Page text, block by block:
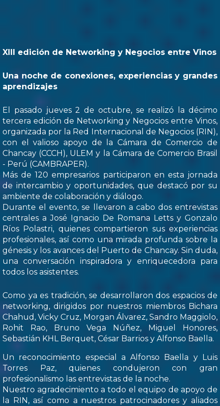
XIII edición de Networking y Negocios entre Vinos
Una noche de conexiones, experiencias y grandes
aprendizajes
El pasado jueves 2 de octubre, se realizó la décimo
tercera edición de Networking y Negocios entre Vinos,
organizada por la Red Internacional de Negocios (RIN),
con el valioso apoyo de la Cámara de Comercio de
Chancay (CCCH), ULEM y la Cámara de Comercio Brasil
- Perú (CAMBRAPER).
Más de 120 empresarios participaron en esta jornada
de intercambio y oportunidades, que destacó por su
ambiente de colaboración y diálogo.
Durante el evento, se llevaron a cabo dos entrevistas
centrales a José Ignacio De Romana Letts y Gonzalo
Ríos Polastri, quienes compartieron sus experiencias
profesionales, así como una mirada profunda sobre la
génesis y los avances del Puerto de Chancay. Sin duda,
una conversación inspiradora y enriquecedora para
todos los asistentes.
Como ya es tradición, se desarrollaron dos espacios de
networking, dirigidos por nuestros miembros Bichara
Chahud, Vicky Cruz, Morgan Álvarez, Sandro Maggiolo,
Rohit Rao, Bruno Vega Núñez, Miguel Honores,
Sebastián KHL Berquet, César Barrios y Alfonso Baella.
Un reconocimiento especial a Alfonso Baella y Luis
Torres Paz, quienes condujeron con gran
profesionalismo las entrevistas de la noche.
Nuestro agradecimiento a todo el equipo de apoyo de
la RIN, así como a nuestros patrocinadores y aliados